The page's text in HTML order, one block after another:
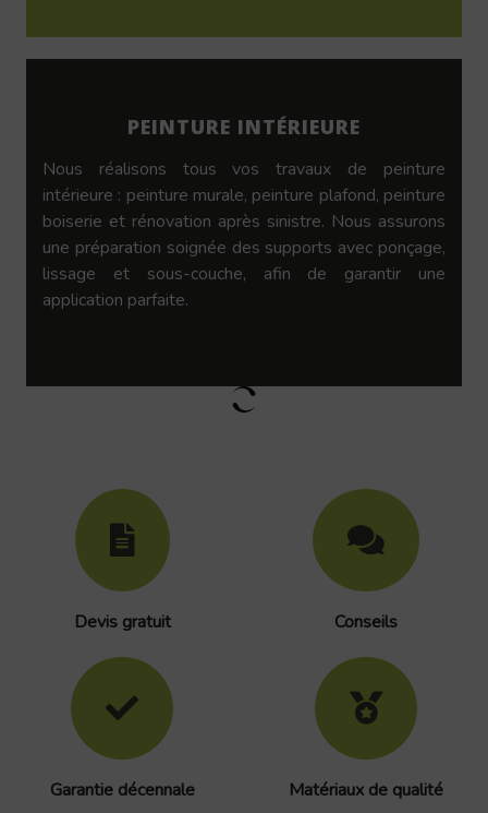
PEINTURE INTÉRIEURE
Nous réalisons tous vos travaux de peinture
intérieure : peinture murale, peinture plafond, peinture
boiserie et rénovation après sinistre. Nous assurons
une préparation soignée des supports avec ponçage,
lissage et sous-couche, afin de garantir une
application parfaite.
Devis gratuit Conseils
Garantie décennale Matériaux de qualité